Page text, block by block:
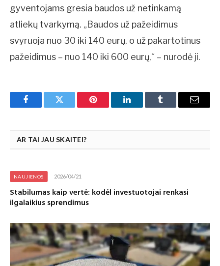
gyventojams gresia baudos už netinkamą
atliekų tvarkymą. „Baudos už pažeidimus
svyruoja nuo 30 iki 140 eurų, o už pakartotinus
pažeidimus – nuo 140 iki 600 eurų,“ – nurodė ji.
FacebookTwitter Pinterest LinkedInTumblr Email
AR TAI JAU SKAITEI?
NAUJIENOS 2026/04/21
Stabilumas kaip vertė: kodėl investuotojai renkasi
ilgalaikius sprendimus